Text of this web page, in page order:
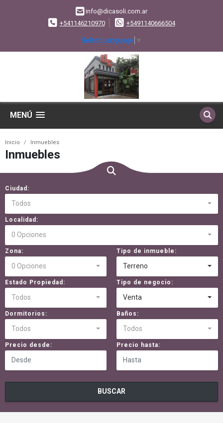
info@dicasoli.com.ar
+541146210970
+5491140666504
Select Language ▼
MENÚ
Inicio Inmuebles
Inmuebles
Ciudad:
Todos
Localidad:
0 Opciones
Zona:
0 Opciones
Tipo de inmueble:
Terreno
Estado Propiedad:
Todos
Tipo de negocio:
Venta
Dormitorios:
Todos
Baños:
Todos
Precio desde: Precio hasta:
BUSCAR